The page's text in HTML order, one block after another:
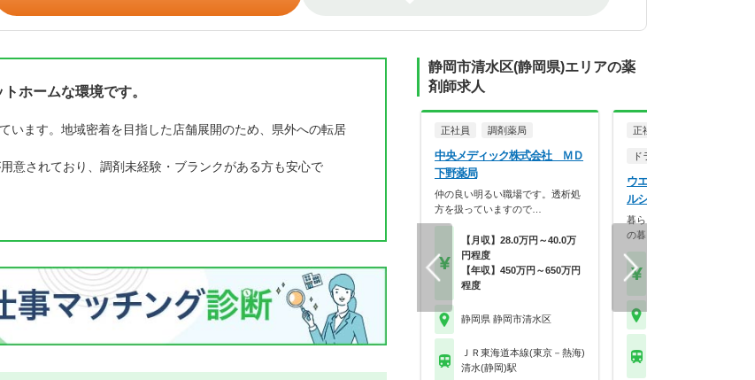
ホームな環境です。
います。地域密着を目指した店舗展開のため、県外への転居
意されており、調剤未経験・ブランクがある方も安心で
静岡市清水区(静岡県)エリアの薬
剤師求人
正社員 調剤薬局
中央メディック株式会社 ＭＤ
下野薬局
仲の良い明るい職場です。透析処
方を扱っていますので…
【月収】28.0万円～40.0万
円程度
【年収】450万円～650万円
程度
静岡県 静岡市清水区
ＪＲ東海道本線(東京－熱海)
清水(静岡)駅
正社員
ドラッグストア（OTCのみ
ウエルシア薬局株式会社
ルシア清水草薙店
暮らしを支える仕事だから、
の暮らしも大切に。業…